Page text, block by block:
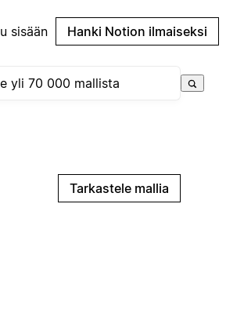
sisään Hanki Notion ilmaiseksi
Tarkastele mallia